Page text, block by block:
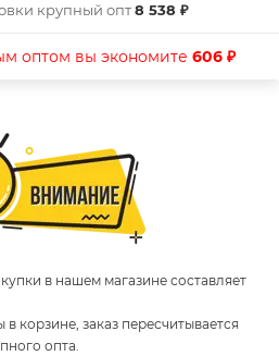
крупный опт8 538 ₽
оптом вы экономите 606 ₽
в нашем магазине составляет
корзине, заказ пересчитывается
опта.